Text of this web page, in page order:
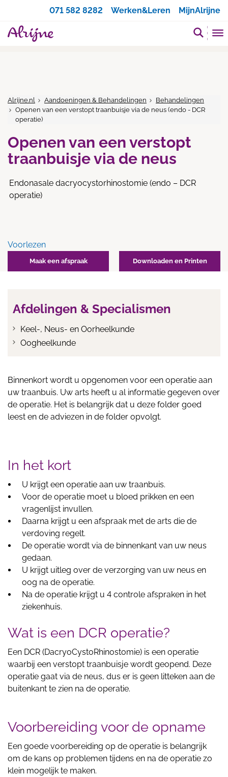
071 582 8282
Werken&Leren MijnAlrijne
Alrijne.nl Aandoeningen & Behandelingen
Behandelingen
Openen van een verstopt traanbuisje via de neus (endo - DCR
operatie)
Openen van een verstopt
traanbuisje via de neus
Endonasale dacryocystorhinostomie (endo – DCR
operatie)
Voorlezen
Maak een afspraak Downloaden en Printen
Afdelingen & Specialismen
Keel-, Neus- en Oorheelkunde
Oogheelkunde
Binnenkort wordt u opgenomen voor een operatie aan
uw traanbuis. Uw arts heeft u al informatie gegeven over
de operatie. Het is belangrijk dat u deze folder goed
leest en de adviezen in de folder opvolgt.
In het kort
U krijgt een operatie aan uw traanbuis.
Voor de operatie moet u bloed prikken en een
vragenlijst invullen.
Daarna krijgt u een afspraak met de arts die de
verdoving regelt.
De operatie wordt via de binnenkant van uw neus
gedaan.
U krijgt uitleg over de verzorging van uw neus en
oog na de operatie.
Na de operatie krijgt u 4 controle afspraken in het
ziekenhuis.
Wat is een DCR operatie?
Een DCR (DacryoCystoRhinostomie) is een operatie
waarbij een verstopt traanbuisje wordt geopend. Deze
operatie gaat via de neus, dus er is geen litteken aan de
buitenkant te zien na de operatie.
Voorbereiding voor de opname
Een goede voorbereiding op de operatie is belangrijk
om de kans op problemen tijdens en na de operatie zo
klein mogelijk te maken.